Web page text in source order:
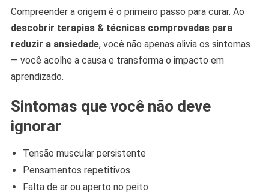
Compreender a origem é o primeiro passo para curar. Ao
descobrir terapias & técnicas comprovadas para
reduzir a ansiedade, você não apenas alivia os sintomas
— você acolhe a causa e transforma o impacto em
aprendizado.
Sintomas que você não deve
ignorar
Tensão muscular persistente
Pensamentos repetitivos
Falta de ar ou aperto no peito